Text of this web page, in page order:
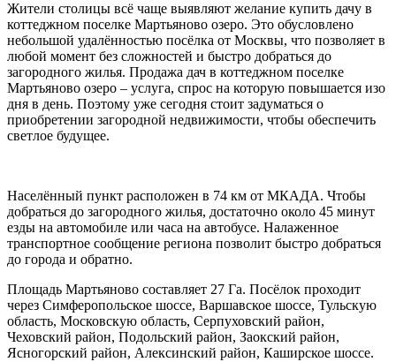
Жители столицы всё чаще выявляют желание купить дачу в
коттеджном поселке Мартьяново озеро. Это обусловлено
небольшой удалённостью посёлка от Москвы, что позволяет в
любой момент без сложностей и быстро добраться до
загородного жилья. Продажа дач в коттеджном поселке
Мартьяново озеро – услуга, спрос на которую повышается изо
дня в день. Поэтому уже сегодня стоит задуматься о
приобретении загородной недвижимости, чтобы обеспечить
светлое будущее.
Населённый пункт расположен в 74 км от МКАДА. Чтобы
добраться до загородного жилья, достаточно около 45 минут
езды на автомобиле или часа на автобусе. Налаженное
транспортное сообщение региона позволит быстро добраться
до города и обратно.
Площадь Мартьяново составляет 27 Га. Посёлок проходит
через Симферопольское шоссе, Варшавское шоссе, Тульскую
область, Московскую область, Серпуховский район,
Чеховский район, Подольский район, Заокский район,
Ясногорский район, Алексинский район, Каширское шоссе.